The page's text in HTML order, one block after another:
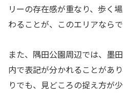
リーの存在感が重なり、歩く
わることが、このエリアならで
また、隅田公園周辺では、墨
内で表記が分かれることがあ
りでも、見どころの捉え方が少